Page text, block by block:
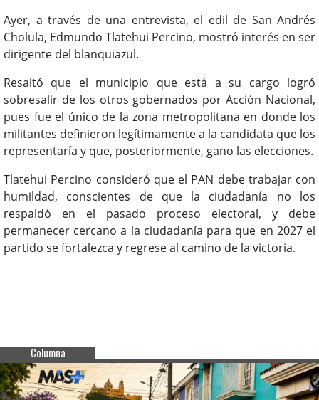
Ayer, a través de una entrevista, el edil de San Andrés
Cholula, Edmundo Tlatehui Percino, mostró interés en ser
dirigente del blanquiazul.
Resaltó que el municipio que está a su cargo logró
sobresalir de los otros gobernados por Acción Nacional,
pues fue el único de la zona metropolitana en donde los
militantes definieron legítimamente a la candidata que los
representaría y que, posteriormente, gano las elecciones.
Tlatehui Percino consideró que el PAN debe trabajar con
humildad, conscientes de que la ciudadanía no los
respaldó en el pasado proceso electoral, y debe
permanecer cercano a la ciudadanía para que en 2027 el
partido se fortalezca y regrese al camino de la victoria.
Columna